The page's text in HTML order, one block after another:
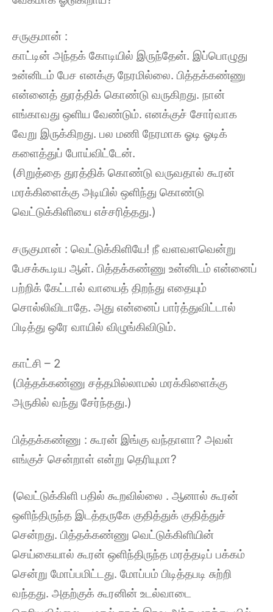
சருகுமான் :
காட்டின் அந்தக் கோடியில் இருந்தேன். இப்பொழுது
உன்னிடம் பேச எனக்கு நேரமில்லை. பித்தக்கண்ணு
என்னைத் துரத்திக் கொண்டு வருகிறது. நான்
எங்காவது ஒளிய வேண்டும். எனக்குச் சோர்வாக
வேறு இருக்கிறது. பல மணி நேரமாக ஓடி ஓடிக்
களைத்துப் போய்விட்டேன்.
(சிறுத்தை துரத்திக் கொண்டு வருவதால் கூரன்
மரக்கிளைக்கு அடியில் ஒளிந்து கொண்டு
வெட்டுக்கிளியை எச்சரித்தது.)
சருகுமான் : வெட்டுக்கிளியே! நீ வளவளவென்று
பேசக்கூடிய ஆள். பித்தக்கண்ணு உன்னிடம் என்னைப்
பற்றிக் கேட்டால் வாயைத் திறந்து எதையும்
சொல்லிவிடாதே. அது என்னைப் பார்த்துவிட்டால்
பிடித்து ஒரே வாயில் விழுங்கிவிடும்.
காட்சி – 2
(பித்தக்கண்ணு சத்தமில்லாமல் மரக்கிளைக்கு
அருகில் வந்து சேர்ந்தது.)
பித்தக்கண்ணு : கூரன் இங்கு வந்தாளா? அவள்
எங்குச் சென்றாள் என்று தெரியுமா?
(வெட்டுக்கிளி பதில் கூறவில்லை . ஆனால் கூரன்
ஒளிந்திருந்த இடத்தருகே குதித்துக் குதித்துச்
சென்றது. பித்தக்கண்ணு வெட்டுக்கிளியின்
செய்கையால் கூரன் ஒளிந்திருந்த மரத்தடிப் பக்கம்
சென்று மோப்பமிட்டது. மோப்பம் பிடித்தபடி சுற்றி
வந்தது. அதற்குக் கூரனின் உடல்வாடை